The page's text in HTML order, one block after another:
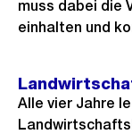
muss dabei die
einhalten und
Alle vier Jahre